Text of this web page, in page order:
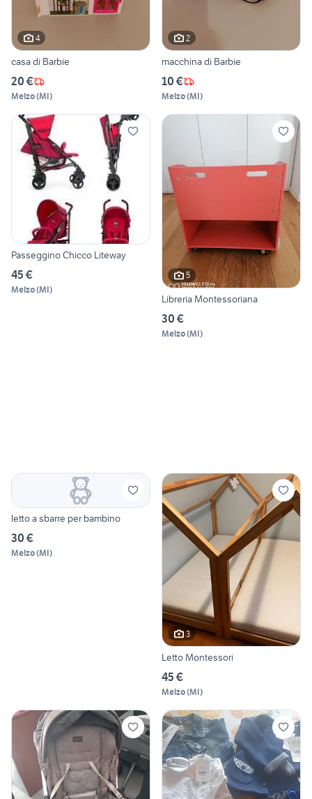
4
casa di Barbie
20 €
Melzo(MI)
2
macchina di Barbie
10 €
Melzo(MI)
Passeggino Chicco Liteway
45 €
Melzo(MI)
5
Libreria Montessoriana
30 €
Melzo(MI)
letto a sbarre per bambino
30 €
Melzo(MI)
3
Letto Montessori
45 €
Melzo(MI)